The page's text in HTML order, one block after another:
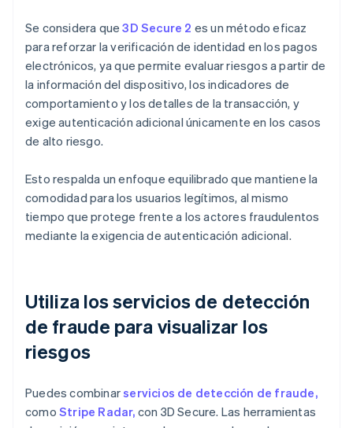
Se considera que3D Secure 2 es un método eficaz
para reforzar la verificación de identidad en los pagos
electrónicos, ya que permite evaluar riesgos a partir de
la información del dispositivo, los indicadores de
comportamiento y los detalles de la transacción, y
exige autenticación adicional únicamente en los casos
de alto riesgo.
Esto respalda un enfoque equilibrado que mantiene la
comodidad para los usuarios legítimos, al mismo
tiempo que protege frente a los actores fraudulentos
mediante la exigencia de autenticación adicional.
Utiliza los servicios de detección
de fraude para visualizar los
riesgos
Puedes combinarservicios de detección de fraude,
como Stripe Radar, con 3D Secure. Las herramientas